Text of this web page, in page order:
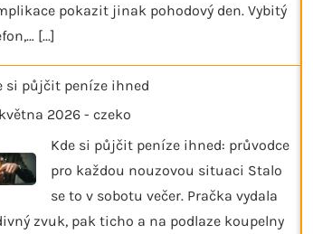
pokazit jinak pohodový den. Vybitý
[...]
si půjčit peníze ihned
2026 - czeko
Kde si půjčit peníze ihned: průvodce
pro každou nouzovou situaci Stalo
se to v sobotu večer. Pračka vydala
zvuk, pak ticho a na podlaze koupelny